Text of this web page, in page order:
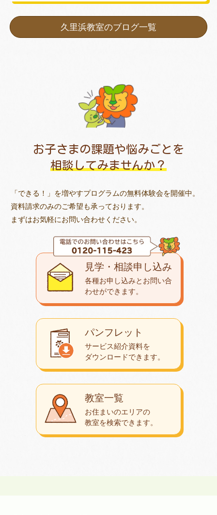
久里浜教室のブログ一覧
お子さまの課題や悩みごとを
相談してみませんか？
「できる！」を増やすプログラムの無料体験会を開催中。
資料請求のみのご希望も承っております。
まずはお気軽にお問い合わせください。
教室一覧
お住まいのエリアの
教室を検索できます。
パンフレット
サービス紹介資料を
ダウンロードできます。
見学・相談申し込み
各種お申し込みとお問い合
わせができます。